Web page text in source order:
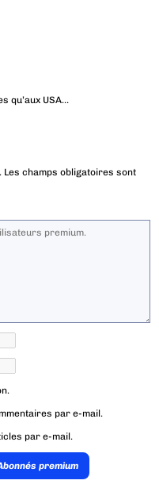
qu’aux USA…
Les champs obligatoires sont
par e-mail.
par e-mail.
premium